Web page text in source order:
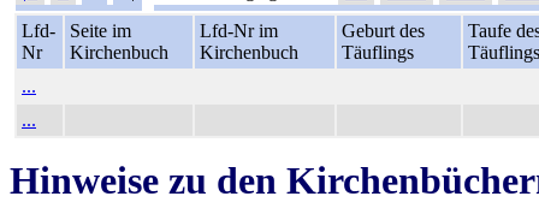
Lfd-
Nr
Seite im
Kirchenbuch
Lfd-Nr im
Kirchenbuch
Geburt des
Täuflings
Taufe
Täuflings
...
...
Hinweise zu den